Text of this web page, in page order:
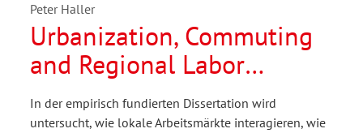
Peter Haller
Urbanization, Commuting
and Regional Labor
Markets
In der empirisch fundierten Dissertation wird
untersucht, wie lokale Arbeitsmärkte interagieren, wie